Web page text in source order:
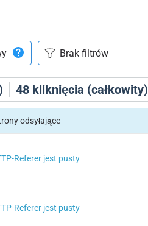
48 kliknięcia (całkowity)
odsyłające
Referer jest pusty
Referer jest pusty